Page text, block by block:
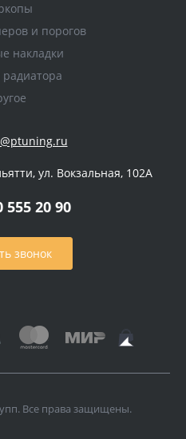
и порогов
накладки
ул. Вокзальная, 102А
555 20 90
звонок
Все права защищены.